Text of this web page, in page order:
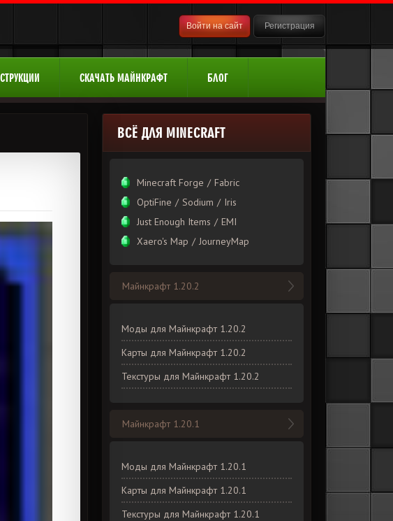
Войти на сайт Регистрация
СКАЧАТЬ МАЙНКРАФТ БЛОГ
ВСЁ ДЛЯ MINECRAFT
Minecraft Forge / Fabric
OptiFine / Sodium / Iris
Just Enough Items / EMI
Xаero's Mаp / JourneyMap
Майнкрафт 1.20.2
Моды для Майнкрафт 1.20.2
Карты для Майнкрафт 1.20.2
Текстуры для Майнкрафт 1.20.2
Майнкрафт 1.20.1
Моды для Майнкрафт 1.20.1
Карты для Майнкрафт 1.20.1
Текстуры для Майнкрафт 1.20.1